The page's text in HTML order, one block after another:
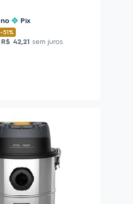
no
Pix
-51%
R$ 42,21 sem juros